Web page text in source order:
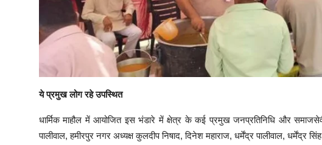
​ये प्रमुख लोग रहे उपस्थित
​धार्मिक माहौल में आयोजित इस भंडारे में क्षेत्र के कई प्रमुख जनप्रतिनिधि और
पालीवाल, हमीरपुर नगर अध्यक्ष कुलदीप निषाद, दिनेश महाराज, धर्मेंद्र पालीवाल,